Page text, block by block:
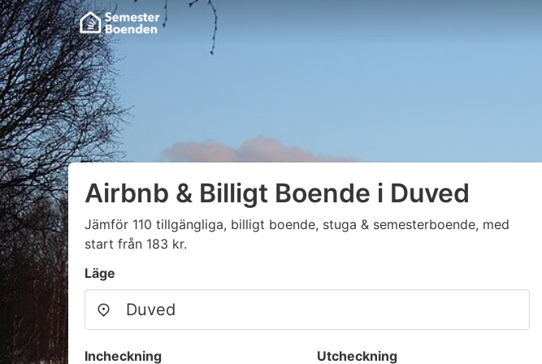
Airbnb & Billigt Boende i Duved
Jämför 110 tillgängliga, billigt boende, stuga & semesterboende, med
start från 183 kr.
Läge
Incheckning Utcheckning